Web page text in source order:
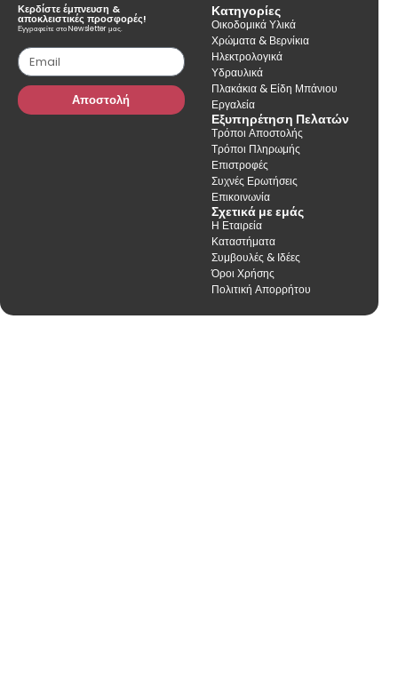
Κερδίστε έμπνευση &
αποκλειστικές προσφορές!
Εγγραφείτε στο Newsletter μας.
Αποστολή
Κατηγορίες
Οικοδομικά Υλικά
Χρώματα & Βερνίκια
Ηλεκτρολογικά
Υδραυλικά
Πλακάκια & Είδη Μπάνιου
Εργαλεία
Εξυπηρέτηση Πελατών
Τρόποι Αποστολής
Τρόποι Πληρωμής
Επιστροφές
Συχνές Ερωτήσεις
Επικοινωνία
Σχετικά με εμάς
Η Εταιρεία
Καταστήματα
Συμβουλές & Ιδέες
Όροι Χρήσης
Πολιτική Απορρήτου